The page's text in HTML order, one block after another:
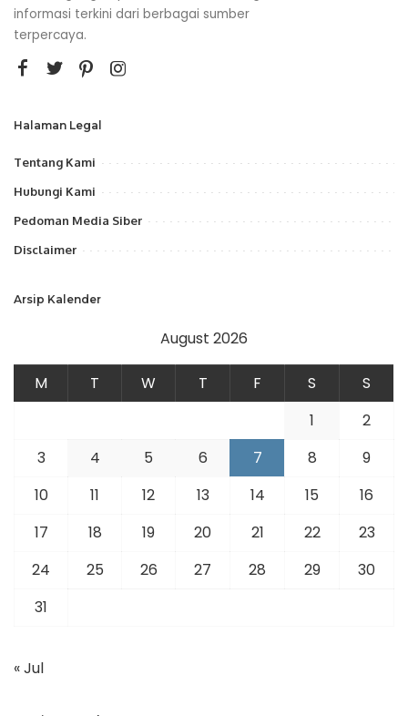
informasi terkini dari berbagai sumber
terpercaya.
Halaman Legal
Tentang Kami
Hubungi Kami
Pedoman Media Siber
Disclaimer
Arsip Kalender
August 2026
M T W T F S
S
1
2
3
4 5 6 7 8
9
10
11 12 13 14 15
16
17
18 19 20 21 22
23
24
25 26 27 28 29
30
31
« Jul